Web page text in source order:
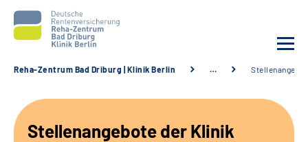
Unsere Angebote
Reha-Zentrum Bad Driburg | Klinik Berlin …
Stellenangebote der Klinik